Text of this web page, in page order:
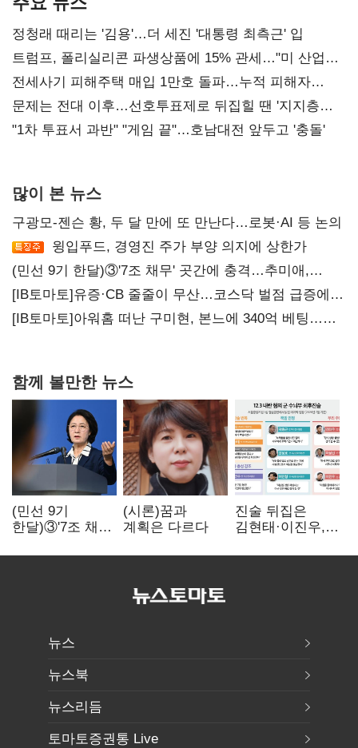
정청래 때리는 '김용'…더 세진 '대통령 최측근' 입
트럼프, 폴리실리콘 파생상품에 15% 관세…"미 산업
재건"
전세사기 피해주택 매입 1만호 돌파…누적 피해자
4만278명
문제는 전대 이후…선호투표제로 뒤집힐 땐 '지지층
불복'
"1차 투표서 과반" "게임 끝"…호남대전 앞두고 '충돌'
많이 본 뉴스
구광모-젠슨 황, 두 달 만에 또 만난다…로봇·AI 등 논의
윙입푸드, 경영진 주가 부양 의지에 상한가
(민선 9기 한달)③'7조 채무' 곳간에 충격…추미애,
20년만에 '비상재정' 선언 승부수
[IB토마토]유증·CB 줄줄이 무산…코스닥 벌점 급증에
상폐 압박
[IB토마토]아워홈 떠난 구미현, 본느에 340억 베팅…
함께 볼만한 뉴스
(민선 9기
한달)③'7조 채무'
추미애, 20년만에
(시론)꿈과
계획은 다르다
진술 뒤집은
김현태·이진우,
헌신"…법정서
뉴스
뉴스북
뉴스리듬
토마토증권통 Live